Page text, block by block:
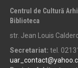
Centrul de Cultură
Biblioteca
str. Jean Louis
Secretariat: tel.